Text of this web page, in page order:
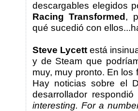
descargables elegidos
Racing Transformed ,
qué sucedió con
Steve Lycett está
y de Steam que
muy, muy pronto. En los
Hay noticias sobre el
desarrollador
interesting. For a